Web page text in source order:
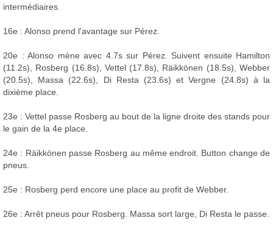
intermédiaires.
16e : Alonso prend l'avantage sur Pérez.
20e : Alonso mène avec 4.7s sur Pérez. Suivent ensuite Hamilton
(11.2s), Rosberg (16.8s), Vettel (17.8s), Räikkönen (18.5s), Webber
(20.5s), Massa (22.6s), Di Resta (23.6s) et Vergne (24.8s) à la
dixième place.
23e : Vettel passe Rosberg au bout de la ligne droite des stands pour
le gain de la 4e place.
24e : Räikkönen passe Rosberg au même endroit. Button change de
pneus.
25e : Rosberg perd encore une place au profit de Webber.
26e : Arrêt pneus pour Rosberg. Massa sort large, Di Resta le passe.